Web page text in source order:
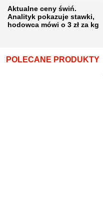
Aktualne ceny świń.
Analityk pokazuje stawki,
hodowca mówi o 3 zł za kg
POLECANE PRODUKTY